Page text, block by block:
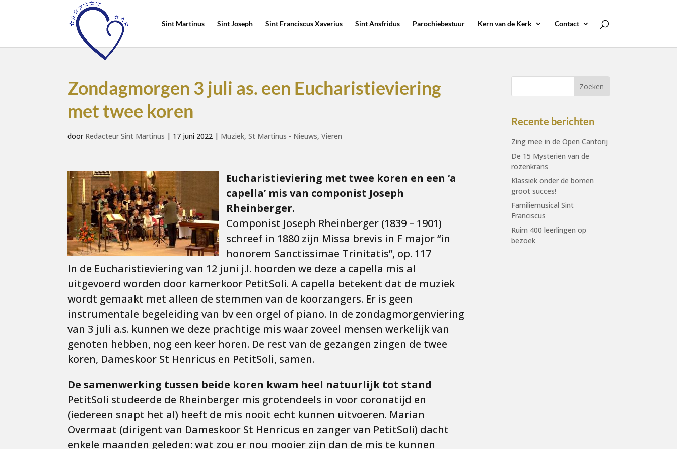
Sint Martinus Sint Joseph Sint Franciscus Xaverius Sint Ansfridus Parochiebestuur Kern van de Kerk Contact
Zondagmorgen 3 juli as. een Eucharistieviering
met twee koren
door Redacteur Sint Martinus | 17 juni 2022 | Muziek,St Martinus - Nieuws,Vieren
Eucharistieviering met twee koren en een ‘a
capella’ mis van componist Joseph
Rheinberger.
Componist Joseph Rheinberger (1839 – 1901)
schreef in 1880 zijn Missa brevis in F major “in
honorem Sanctissimae Trinitatis”, op. 117
In de Eucharistieviering van 12 juni j.l. hoorden we deze a capella mis al
uitgevoerd worden door kamerkoor PetitSoli. A capella betekent dat de muziek
wordt gemaakt met alleen de stemmen van de koorzangers. Er is geen
instrumentale begeleiding van bv een orgel of piano. In de zondagmorgenviering
van 3 juli a.s. kunnen we deze prachtige mis waar zoveel mensen werkelijk van
genoten hebben, nog een keer horen. De rest van de gezangen zingen de twee
koren, Dameskoor St Henricus en PetitSoli, samen.
De samenwerking tussen beide koren kwam heel natuurlijk tot stand
PetitSoli studeerde de Rheinberger mis grotendeels in voor coronatijd en
(iedereen snapt het al) heeft de mis nooit echt kunnen uitvoeren. Marian
Overmaat (dirigent van Dameskoor St Henricus en zanger van PetitSoli) dacht
enkele maanden geleden: wat zou er nou mooier zijn dan de mis te kunnen
Recente berichten
Zing mee in de Open Cantorij
De 15 Mysteriën van de
rozenkrans
Klassiek onder de bomen
groot succes!
Familiemusical Sint
Franciscus
Ruim 400 leerlingen op
bezoek